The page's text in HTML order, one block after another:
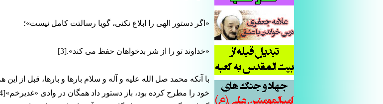
«اگر دستور الهی را ابلاغ نکنی، گویا رسالتت کامل نیست»؛
«خداوند تو را از شر بدخواهان حفظ می کند».[3]
با آنکه محمد صل الله علیه و آله و سلام بارها و بارها، قبل از